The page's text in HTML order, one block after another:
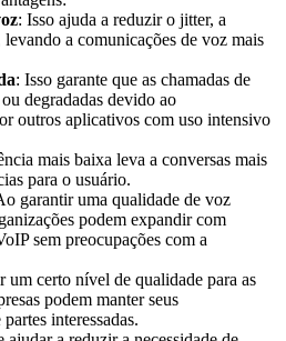
: Isso ajuda a reduzir o jitter, a
levando a comunicações de voz mais
: Isso garante que as chamadas de
degradadas devido ao
outros aplicativos com uso intensivo
mais baixa leva a conversas mais
para o usuário.
garantir uma qualidade de voz
podem expandir com
sem preocupações com a
um certo nível de qualidade para as
podem manter seus
interessadas.